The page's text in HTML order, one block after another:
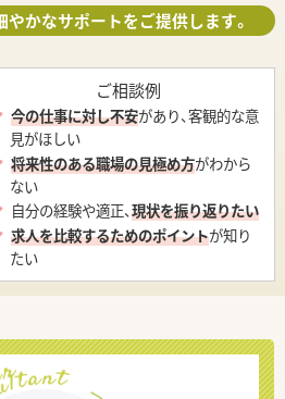
やかなサポートをご提供します。
ご相談例
今の仕事に対し不安があり、客観的な意
見がほしい
将来性のある職場の見極め方がわから
ない
自分の経験や適正、現状を振り返りたい
求人を比較するためのポイントが知り
たい